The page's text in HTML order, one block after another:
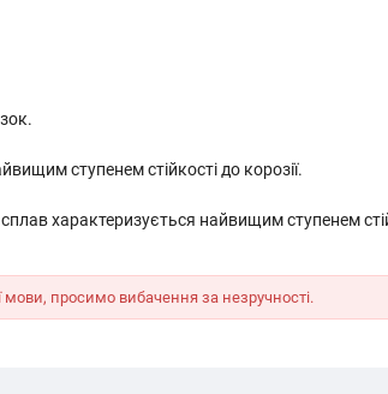
ступенем стійкості до корозії.
характеризується найвищим ступенем
просимо вибачення за незручності.